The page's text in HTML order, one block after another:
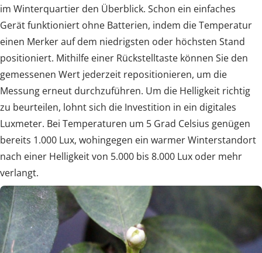
im Winterquartier den Überblick. Schon ein einfaches
Gerät funktioniert ohne Batterien, indem die Temperatur
einen Merker auf dem niedrigsten oder höchsten Stand
positioniert. Mithilfe einer Rückstelltaste können Sie den
gemessenen Wert jederzeit repositionieren, um die
Messung erneut durchzuführen. Um die Helligkeit richtig
zu beurteilen, lohnt sich die Investition in ein digitales
Luxmeter. Bei Temperaturen um 5 Grad Celsius genügen
bereits 1.000 Lux, wohingegen ein warmer Winterstandort
nach einer Helligkeit von 5.000 bis 8.000 Lux oder mehr
verlangt.